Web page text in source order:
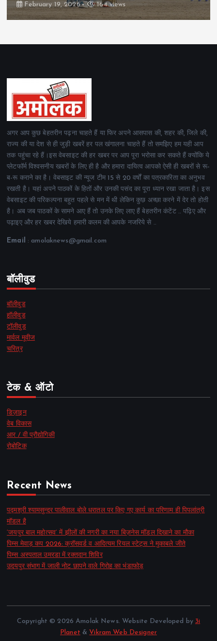
February 19, 2026 164 views
अगर आप कुछ बेहतरीन पढ़ना चाहते हैं या फिर अपने आसपास की, शहर की, जिले की,
राज्य की या देश से ही जुड़ी खबरें हर पल खंगालना चाहते हैं तो समझिए हम यही आप
तक पहुंचा रहे हैं।इस वेबसाइट की हर खबर पर आप पूरा भरोसा कर सकते हैं क्योंकि ये
प्लेटफॉर्म विश्वसनीय खबरों के लिए ही है और हमारा दायित्व आपको ऐसी ही खबरों से रू-
ब-रू कराने का है। वेबसाइट की न्यूज टीम 15 से 20 वर्षों का पत्रकारिता का अनुभव
रखती है। यहां अपने पाठकों के हितों और उनकी पसंद का पूरा ध्यान रखा जाता है। इस
वेबसाइट की परिकल्पना बहुत पहले से मन में थी लेकिन कुछ अच्छा करने में देर तो होती
है। अब जब पाठकों के सामने आए हैं तो उनके लिए लाए हैं बेहतरीन कंटेंट .. पढ़िए और
पढ़ाइए और हर खबर देखिये हमारी कलम की आपके नजरिये से ..
Email : amolaknews@gmail.com
बॉलीवुड
बॉलीवुड
हॉलीवुड
टॉलीवुड
मार्वल मूवीज
चरित्र
टेक & ऑटो
डिज़ाइन
वेब विकास
आर / वी प्रौद्योगिकी
रोबोटिक
Recent News
पद्मश्री श्यामसुन्दर पालीवाल बोले धरातल पर किए गए कार्य का परिणाम ही पिपलांत्री
मॉडल है
‘जयपुर बाल महोत्सव’ में झीलों की नगरी का नया बिज़नेस मॉडल दिखाने का मौका
पिम्स मेवाड़ कप 2026: क्रॉसवर्ड व आदित्यम रियल स्टेट्स ने मुकाबले जीते
पिम्स अस्पताल उमरडा में रक्तदान शिविर
उदयपुर संभाग में जाली नोट छापने वाले गिरोह का भंडाफोड़
Copyright © 2026 Amolak News. Website Developed by 3i
Planet & Vikram Web Designer